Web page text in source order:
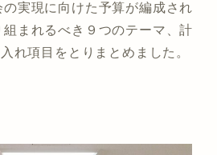
実現に向けた予算が編成され
まれるべき９つのテーマ、計
れ項目をとりまとめました。